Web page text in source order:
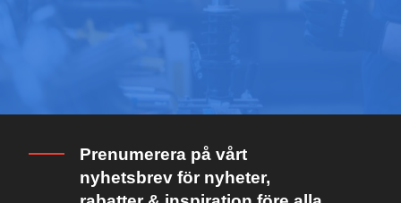
Prenumerera på vårt
nyhetsbrev för nyheter,